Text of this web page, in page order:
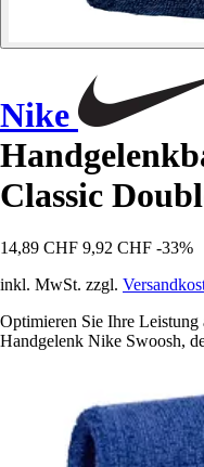
Nike
Classic
14,89 CHF 9,92 CHF -33%
inkl. MwSt. zzgl.
Optimieren Sie Ihre Leistung
Handgelenk Nike Swoosh,